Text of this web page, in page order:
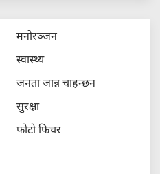
मनोरञ्जन
स्वास्थ्य
जनता जान्न चाहन्छन
सुरक्षा
फोटो फिचर